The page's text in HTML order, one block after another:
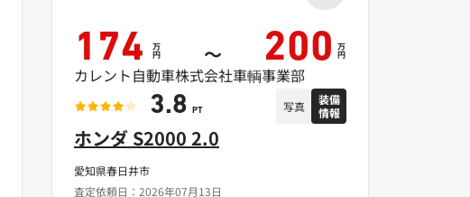
愛知県春日井市
査定依頼日：2026年07月13日
ホンダ S2000 2.0
174 万
円 ～ 200 万
円
カレント自動車株式会社車輌事業部
3.8 PT 写真
装備
情報